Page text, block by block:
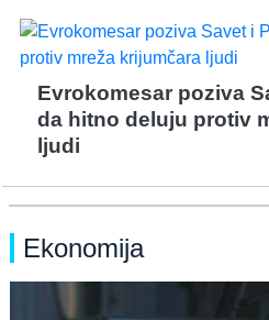
Evrokomesar poziva
da hitno deluju protiv
ljudi
Ekonomija